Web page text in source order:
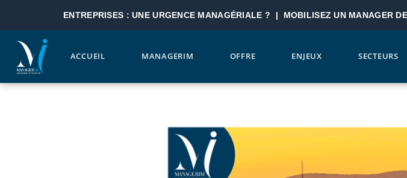
ENTREPRISES : UNE URGENCE MANAGÉRIALE ? | MOBILISEZ UN MANAGER
Aller au contenu principal
ACCUEIL MANAGERIM OFFRE ENJEUX SECTEURS